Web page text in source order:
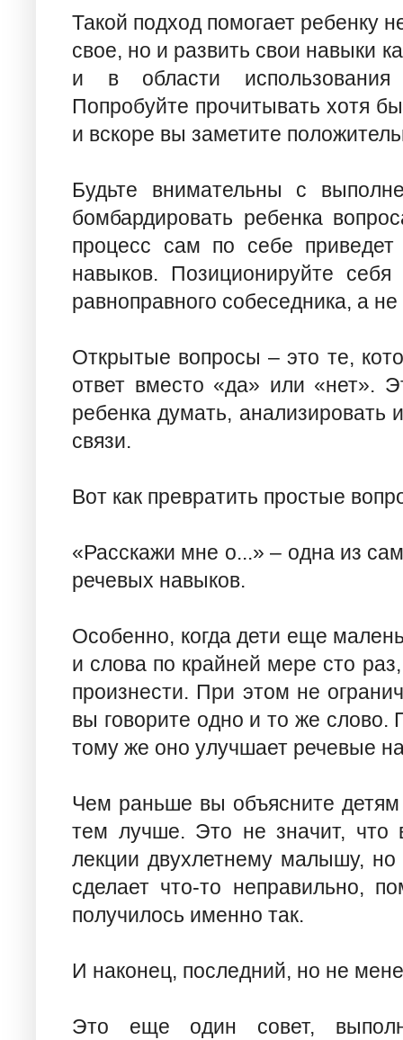
Такой подход помогает ребенку
свое, но и развить свои навыки
и в области
Попробуйте прочитывать хотя
и вскоре вы заметите
Будьте внимательны с
бомбардировать ребенка
процесс сам по себе
навыков. Позиционируйте
равноправного собеседника, а
Открытые вопросы – это те,
ответ вместо «да» или «нет».
ребенка думать, анализировать
связи.
Вот как превратить простые
«Расскажи мне о...» – одна из
речевых навыков.
Особенно, когда дети еще
и слова по крайней мере сто
произнести. При этом не
вы говорите одно и то же слово.
тому же оно улучшает речевые
Чем раньше вы объясните
тем лучше. Это не значит, что
лекции двухлетнему малышу, но
сделает что-то неправильно,
получилось именно так.
И наконец, последний, но не
Это еще один совет,